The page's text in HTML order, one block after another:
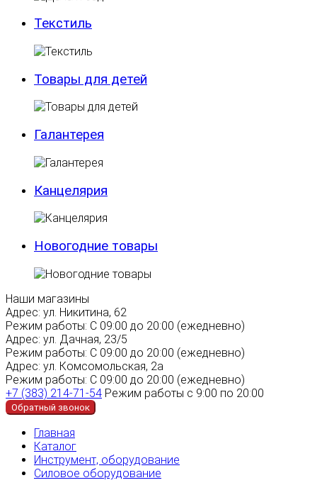
Текстиль
Товары для детей
Галантерея
Канцелярия
Новогодние товары
Наши магазины
Адрес: ул. Никитина, 62
Режим работы: С 09:00 до 20:00 (ежедневно)
Адрес: ул. Дачная, 23/5
Режим работы: С 09:00 до 20:00 (ежедневно)
Адрес: ул. Комсомольская, 2а
Режим работы: С 09:00 до 20:00 (ежедневно)
+7 (383) 214-71-54 Режим работы с 9:00 по 20:00
Обратный звонок
Главная
Каталог
Инструмент, оборудование
Силовое оборудование